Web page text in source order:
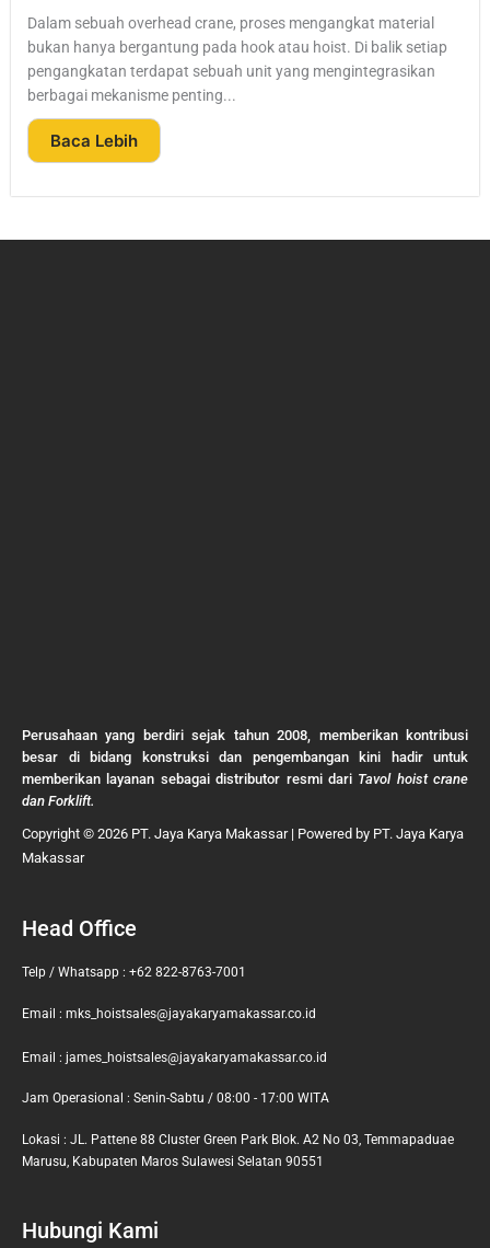
Dalam sebuah overhead crane, proses mengangkat material
bukan hanya bergantung pada hook atau hoist. Di balik setiap
pengangkatan terdapat sebuah unit yang mengintegrasikan
berbagai mekanisme penting...
Baca Lebih
Perusahaan yang berdiri sejak tahun 2008, memberikan kontribusi
besar di bidang konstruksi dan pengembangan kini hadir untuk
memberikan layanan sebagai distributor resmi dari Tavol hoist crane
dan Forklift.
Copyright © 2026 PT. Jaya Karya Makassar | Powered by PT. Jaya Karya
Makassar
Head Office
Telp / Whatsapp : +62 822-8763-7001
Email : mks_hoistsales@jayakaryamakassar.co.id
Email : james_hoistsales@jayakaryamakassar.co.id
Jam Operasional : Senin-Sabtu / 08:00 - 17:00 WITA
Lokasi : JL. Pattene 88 Cluster Green Park Blok. A2 No 03, Temmapaduae
Marusu, Kabupaten Maros Sulawesi Selatan 90551
Hubungi Kami